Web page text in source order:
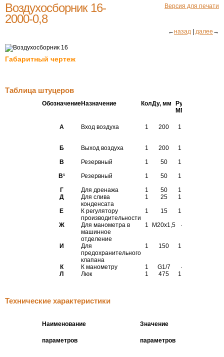
Версия для печати
Воздухосборник 16-
2000-0,8
←назад далее →
Габаритный чертеж
Таблица штуцеров
ОбозначениеНазначение КолДу, мм Ру
МПа
А
Вход воздуха 1 200 1,6
Б
Выход воздуха 1 200 1,6
В
Резервный 1 50 1,6
В¹ Резервный 1 50 1,6
Г
Для дренажа 1 50 1,6
Д
Для слива
конденсата
1 25 1,6
Е
К регулятору
производительности
1 15 1,6
Ж
Для манометра в
машинное
отделение
1 М20х1,5 -
И
Для
предохранительного
клапана
1 150 1,6
К
К манометру 1 G1/7 -
Л
Люк 1 475 1,0
Технические характеристики
Наименование
параметров
Значение
параметров